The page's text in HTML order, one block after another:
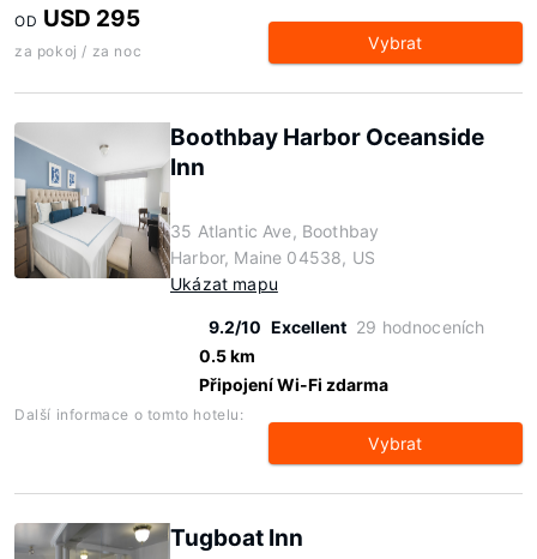
OD USD 295
za pokoj / za noc Vybrat
Boothbay Harbor Oceanside
Inn
35 Atlantic Ave, Boothbay
Harbor, Maine 04538, US
Ukázat mapu
9.2/10 Excellent 29 hodnoceních
0.5 km
Připojení Wi-Fi zdarma
Další informace o tomto hotelu:
Vybrat
Tugboat Inn